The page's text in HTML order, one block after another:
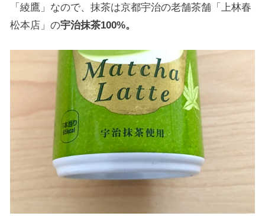
「綾鷹」なので、抹茶は京都宇治の老舗茶舗「上林春
松本店」の宇治抹茶100%。